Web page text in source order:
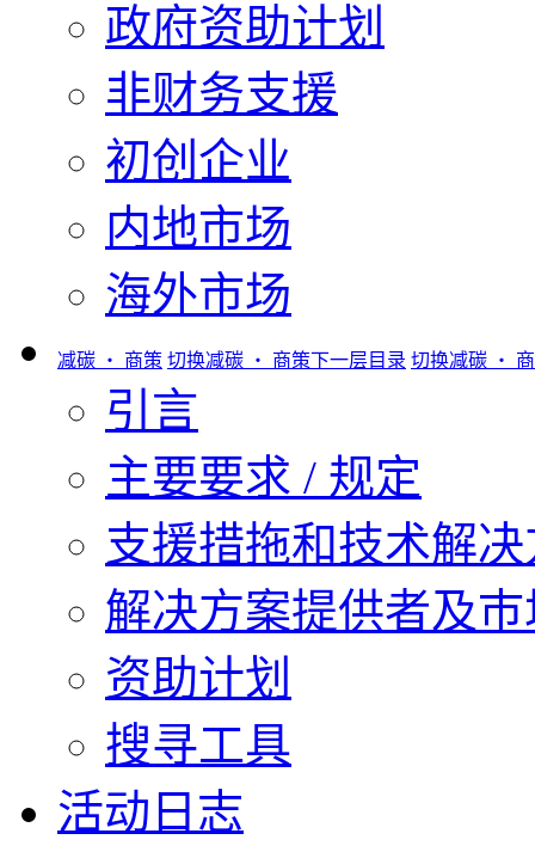
政府资助计划
非财务支援
初创企业
内地市场
海外市场
减碳 ‧ 商策 切换减碳 ‧ 商策下一层目录 切换减碳 ‧
引言
主要要求 / 规定
支援措拖和技术解
解决方案提供者及
资助计划
搜寻工具
活动日志